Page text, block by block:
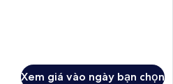
Xem giá vào ngày bạn chọn